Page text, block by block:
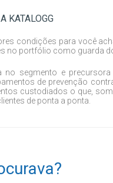
KATALOGG
condições para você
no portfólio como guarda
segmento e
de prevenção
custodiados o que,
de ponta a ponta.